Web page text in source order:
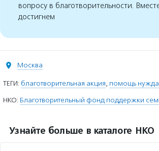
вопросу в благотворительности.
достигнем
Москва
ТЕГИ: благотворительная акция, помощь
НКО: Благотворительный фонд поддержки
Узнайте больше в каталоге НКО